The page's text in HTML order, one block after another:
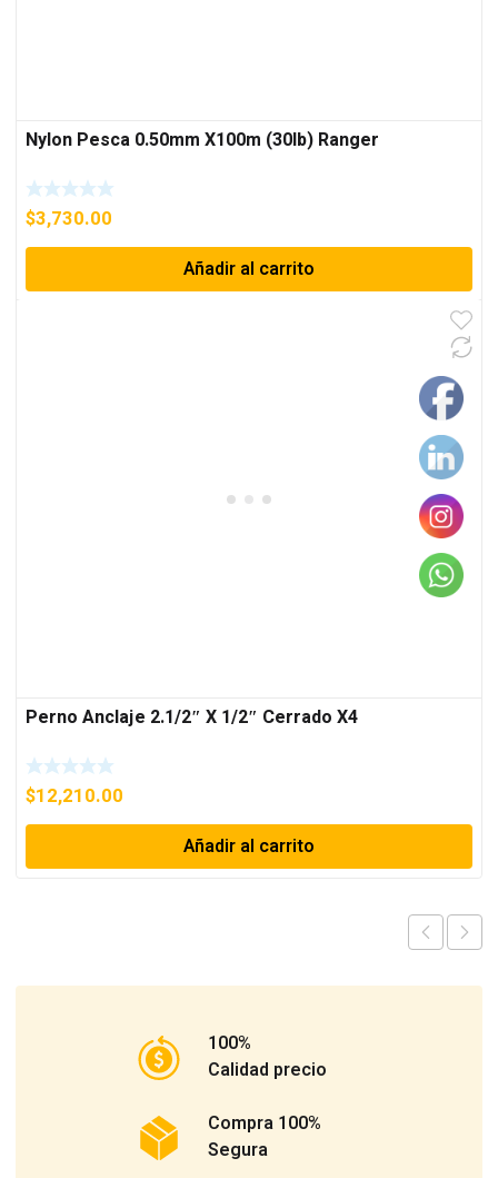
Nylon Pesca 0.50mm X100m (30lb) Ranger
$3,730.00
Añadir al carrito
Perno Anclaje 2.1/2″ X 1/2″ Cerrado X4
$12,210.00
Añadir al carrito
100%
Calidad precio
Compra 100%
Segura